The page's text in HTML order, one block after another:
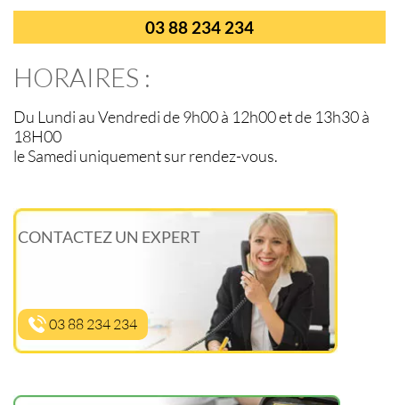
03 88 234 234
HORAIRES :
Du Lundi au Vendredi de 9h00 à 12h00 et de 13h30 à
18H00
le Samedi uniquement sur rendez-vous.
CONTACTEZ UN EXPERT
03 88 234 234